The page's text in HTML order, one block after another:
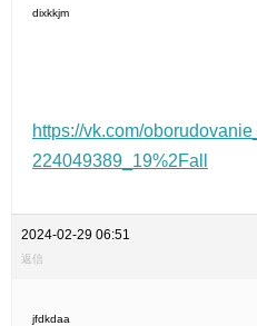
dixkkjm
https://vk.com/
224049389_19%2Fall
2024-02-29 06:51
返信
jfdkdaa